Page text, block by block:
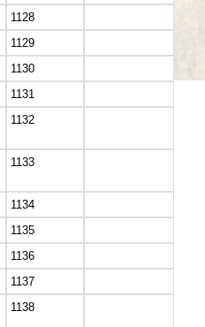
1128
1129
1130
1131
1132
1133
1134
1135
1136
1137
1138